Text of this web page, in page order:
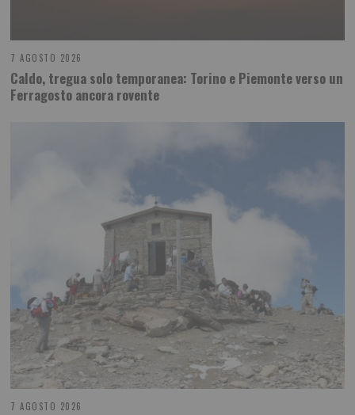
7 AGOSTO 2026
Caldo, tregua solo temporanea: Torino e Piemonte verso un
Ferragosto ancora rovente
7 AGOSTO 2026